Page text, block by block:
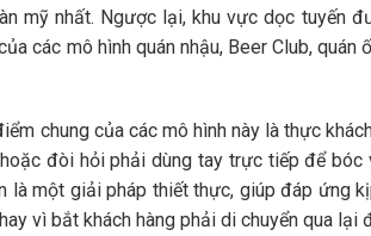
mỹ nhất. Ngược lại, khu vực dọc tuyến
các mô hình quán nhậu, Beer Club,
chung của các mô hình này là thực
đòi hỏi phải dùng tay trực tiếp để bóc
là một giải pháp thiết thực, giúp đáp ứng
vì bắt khách hàng phải di chuyển qua